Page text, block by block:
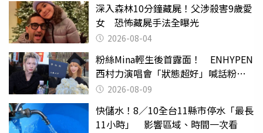
深入森林10分鐘藏屍！父涉殺害9歲愛
女 恐怖藏屍手法全曝光
2026-08-04
粉絲Mina輕生後首露面！ ENHYPEN
西村力演唱會「狀態超好」喊話粉
絲：我們心意相通
2026-08-09
快儲水！8／10全台11縣市停水「最長
11小時」 影響區域、時間一次看